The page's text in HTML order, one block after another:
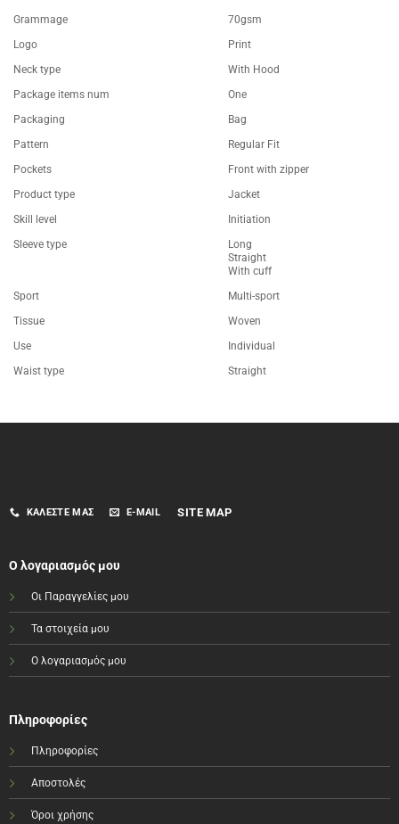
Grammage
70gsm
Logo
Print
Neck type
With Hood
Package items num
One
Packaging
Bag
Pattern
Regular Fit
Pockets
Front with zipper
Product type
Jacket
Skill level
Initiation
Sleeve type
Long
Straight
With cuff
Sport
Multi-sport
Tissue
Woven
Use
Individual
Waist type
Straight
ΚΑΛΈΣΤΕ ΜΑΣ E-MAIL SITE MAP
Ο λογαριασμός μου
Οι Παραγγελίες μου
Τα στοιχεία μου
Ο λογαριασμός μου
Πληροφορίες
Πληροφορίες
Αποστολές
Όροι χρήσης